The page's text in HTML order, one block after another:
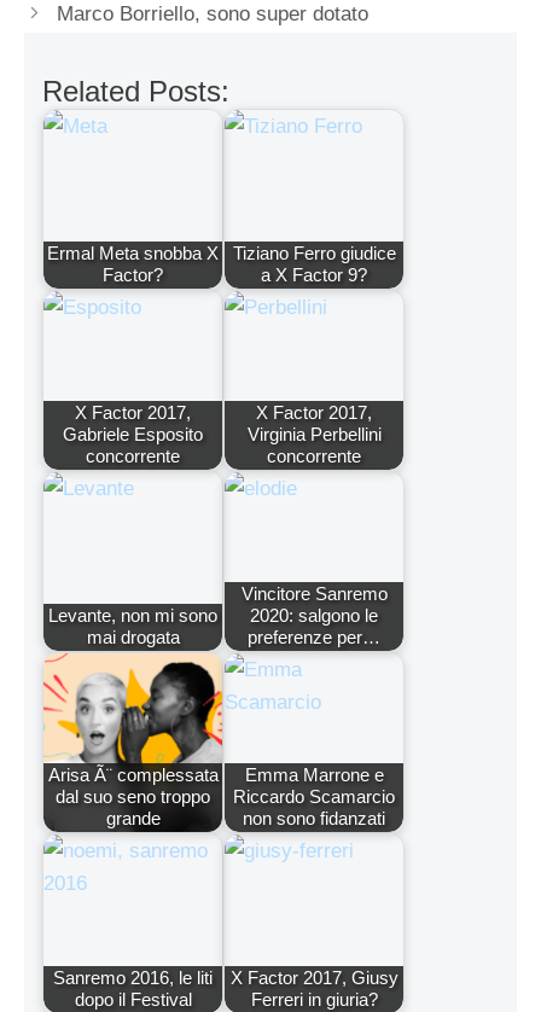
Marco Borriello, sono super dotato
Related Posts:
Ermal Meta snobba X
Factor?
Tiziano Ferro giudice
a X Factor 9?
X Factor 2017,
Gabriele Esposito
concorrente
X Factor 2017,
Virginia Perbellini
concorrente
Levante, non mi sono
mai drogata
Vincitore Sanremo
2020: salgono le
preferenze per…
Arisa Ã¨ complessata
dal suo seno troppo
grande
Emma Marrone e
Riccardo Scamarcio
non sono fidanzati
Sanremo 2016, le liti
dopo il Festival
X Factor 2017, Giusy
Ferreri in giuria?